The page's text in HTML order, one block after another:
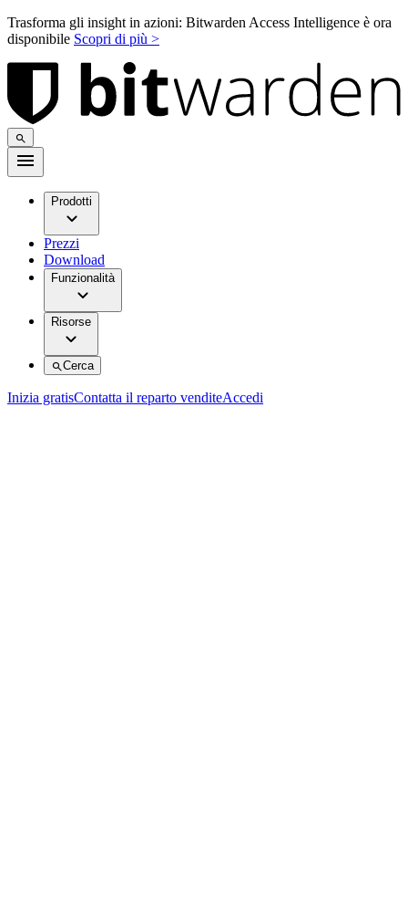
Trasforma gli insight in azioni: Bitwarden Access Intelligence è ora
disponibile Scopri di più >
Prodotti
Prezzi
Download
Funzionalità
Risorse
Cerca
Inizia gratisContatta il reparto venditeAccedi